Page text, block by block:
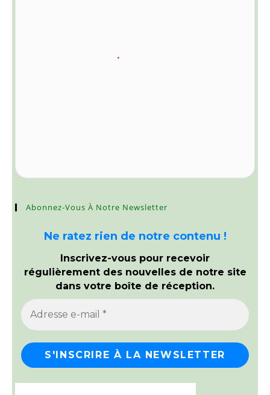
Abonnez-Vous À Notre Newsletter
Ne ratez rien de notre contenu !
Inscrivez-vous pour recevoir
régulièrement des nouvelles de notre site
dans votre boîte de réception.